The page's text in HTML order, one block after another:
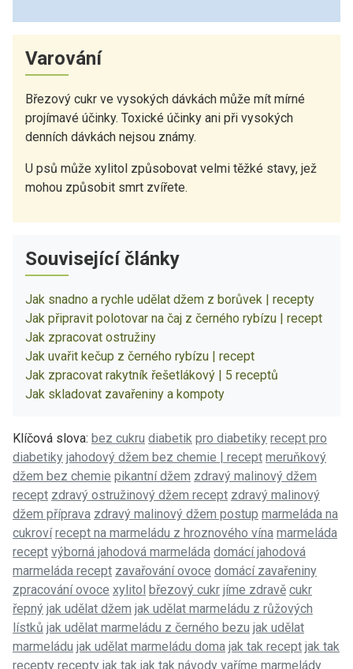
Varování
Březový cukr ve vysokých dávkách může mít mírné
projímavé účinky. Toxické účinky ani při vysokých
denních dávkách nejsou známy.
U psů může xylitol způsobovat velmi těžké stavy, jež
mohou způsobit smrt zvířete.
Související články
Jak snadno a rychle udělat džem z borůvek | recepty
Jak připravit polotovar na čaj z černého rybízu | recept
Jak zpracovat ostružiny
Jak uvařit kečup z černého rybízu | recept
Jak zpracovat rakytník řešetlákový | 5 receptů
Jak skladovat zavařeniny a kompoty
Klíčová slova: bez cukru diabetik pro diabetiky recept pro
diabetiky jahodový džem bez chemie | recept meruňkový
džem bez chemie pikantní džem zdravý malinový džem
recept zdravý ostružinový džem recept zdravý malinový
džem příprava zdravý malinový džem postup marmeláda na
cukroví recept na marmeládu z hroznového vína marmeláda
recept výborná jahodová marmeláda domácí jahodová
marmeláda recept zavařování ovoce domácí zavařeniny
zpracování ovoce xylitol březový cukr jíme zdravě cukr
řepný jak udělat džem jak udělat marmeládu z růžových
lístků jak udělat marmeládu z černého bezu jak udělat
marmeládu jak udělat marmeládu doma jak tak recept jak tak
recepty recepty jak tak jak tak návody vaříme marmelády